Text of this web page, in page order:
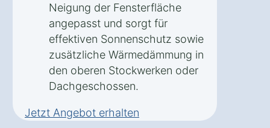
Neigung der Fensterfläche
angepasst und sorgt für
effektiven Sonnenschutz sowie
zusätzliche Wärmedämmung in
den oberen Stockwerken oder
Dachgeschossen.
Jetzt Angebot erhalten